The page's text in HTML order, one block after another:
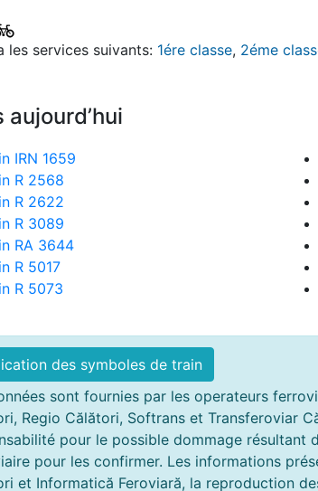
les services suivants: 1ére classe, 2éme
aujourd’hui
IRN 1659
R 2568
R 2622
R 3089
RA 3644
R 5017
R 5073
des symboles de train
sont fournies par les operateurs
Regio Călători, Softrans et Transferoviar
pour le possible dommage
pour les confirmer. Les informations
et Informatică Feroviară, la reproduction